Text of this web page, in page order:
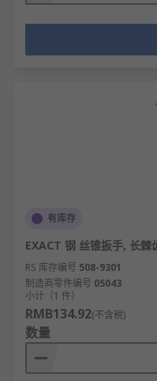
有库存
EXACT 钢 丝锥扳手, 长棘
RS 库存编号 508-9301
制造商零件编号 05043
小计（1 件）
RMB134.92(不含税)
数量